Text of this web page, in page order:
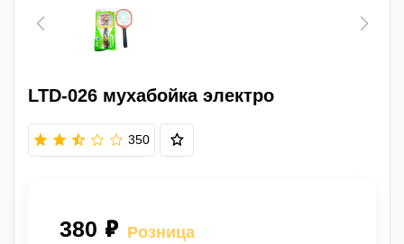
LTD-026 мухабойка электро
350
380 ₽ Розница